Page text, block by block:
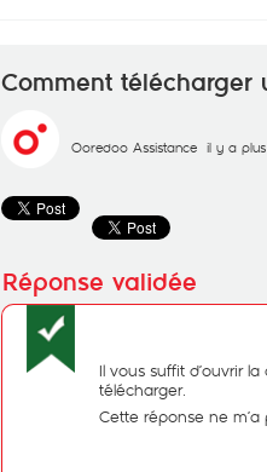
Comment télécharger
Ooredoo Assistance il y a
Il vous suffit d’ouvrir
télécharger.
Cette réponse ne m’a